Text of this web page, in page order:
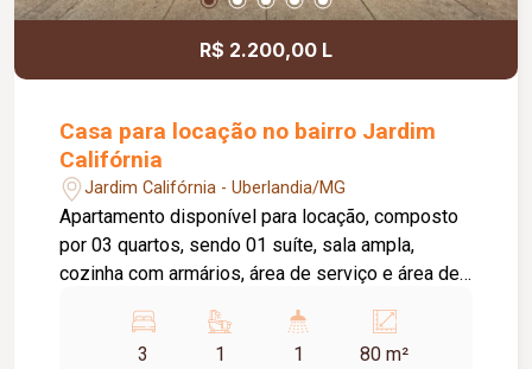
R$ 2.200,00 L
Casa para locação no bairro Jardim
Califórnia
Jardim Califórnia - Uberlandia/MG
Apartamento disponível para locação, composto
por 03 quartos, sendo 01 suíte, sala ampla,
cozinha com armários, área de serviço e área de
praticidade para o dia a dia. O imóvel dispõe
ainda de 02 vagas de estacionamento. O
3 1 1 80 m²